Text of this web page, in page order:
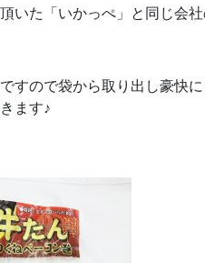
いた「いかっぺ」と同じ会
すので袋から取り出し豪快
ます♪